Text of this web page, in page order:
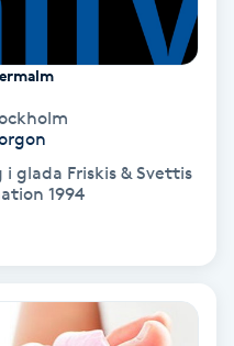
glada Friskis & Svettis
1994